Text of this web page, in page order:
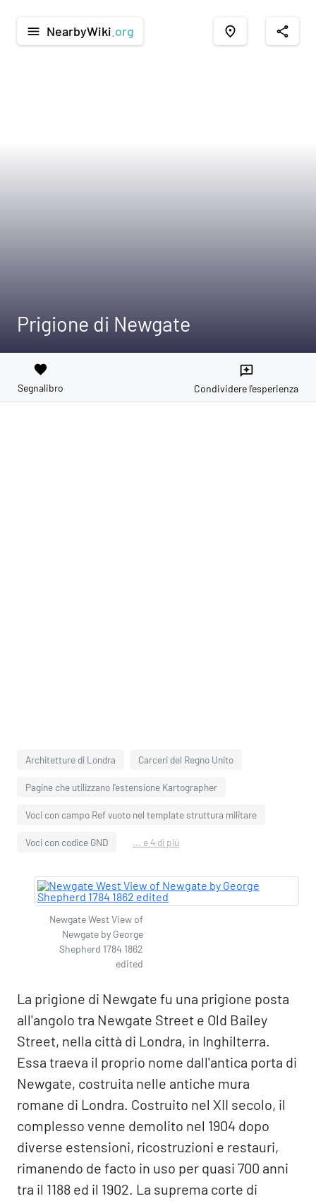
menu NearbyWiki .org place share
Prigione di Newgate
favorite
Segnalibro
reviews
Condividere l'esperienza
Architetture di Londra Carceri del Regno Unito
Pagine che utilizzano l'estensione Kartographer
Voci con campo Ref vuoto nel template struttura militare
Voci con codice GND ... e 4 di più
Newgate West View of
Newgate by George
Shepherd 1784 1862
edited
La prigione di Newgate fu una prigione posta
all'angolo tra Newgate Street e Old Bailey
Street, nella città di Londra, in Inghilterra.
Essa traeva il proprio nome dall'antica porta di
Newgate, costruita nelle antiche mura
romane di Londra. Costruito nel XII secolo, il
complesso venne demolito nel 1904 dopo
diverse estensioni, ricostruzioni e restauri,
rimanendo de facto in uso per quasi 700 anni
tra il 1188 ed il 1902. La suprema corte di